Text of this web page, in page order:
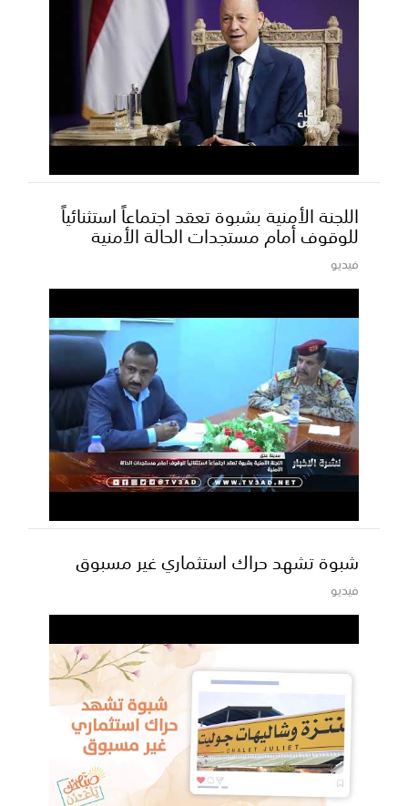
اللجنة الأمنية بشبوة تعقد اجتماعاً استثنائياً
للوقوف أمام مستجدات الحالة الأمنية
فيديو
شبوة تشهد حراك استثماري غير مسبوق
فيديو